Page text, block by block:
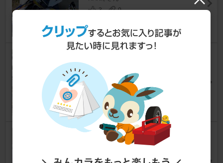
3
0
CBR250RR(MC51)
mskzkidさん
0
セルフメンテナンスの基本、オ
イル交換をする
CBR250RR(MC51)